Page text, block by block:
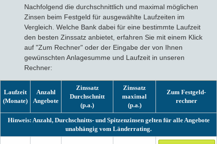
Nachfolgend die durchschnittlich und maximal möglichen
Zinsen beim Festgeld für ausgewählte Laufzeiten im
Vergleich. Welche Bank dabei für eine bestimmte Laufzeit
den besten Zinssatz anbietet, erfahren Sie mit einem Klick
auf "Zum Rechner" oder der Eingabe der von Ihnen
gewünschten Anlagesumme und Laufzeit in unseren
Rechner:
Laufzeit
(Monate)
Anzahl
Angebote
Zinssatz
Durch­schnitt
(p.a.)
Zinssatz
maximal
(p.a.)
Zum Festgeld­
rechner
Hinweis: Anzahl, Durchschnitts- und Spitzenzinsen gelten für alle Angebote
unabhängig vom Länderrating.